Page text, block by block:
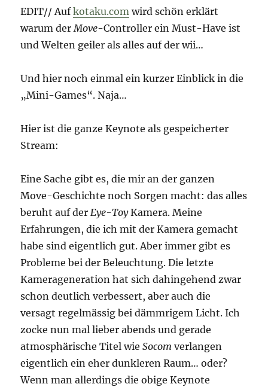
EDIT// Aufkotaku.com wird schön erklärt
warum derMove-Controller ein Must-Have ist
und Welten geiler als alles auf der wii…
Und hier noch einmal ein kurzer Einblick in die
„Mini-Games“. Naja…
Hier ist die ganze Keynote als gespeicherter
Stream:
Eine Sache gibt es, die mir an der ganzen
Move-Geschichte noch Sorgen macht: das alles
beruht auf derEye-ToyKamera. Meine
Erfahrungen, die ich mit der Kamera gemacht
habe sind eigentlich gut. Aber immer gibt es
Probleme bei der Beleuchtung. Die letzte
Kamerageneration hat sich dahingehend zwar
schon deutlich verbessert, aber auch die
versagt regelmässig bei dämmrigem Licht. Ich
zocke nun mal lieber abends und gerade
atmosphärische Titel wieSocom verlangen
eigentlich ein eher dunkleren Raum… oder?
Wenn man allerdings die obige Keynote